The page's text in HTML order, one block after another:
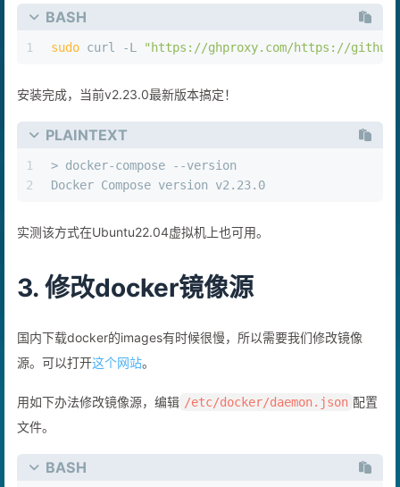
BASH
1 sudo curl -L "https://ghproxy.com/https://
安装完成，当前v2.23.0最新版本搞定！
PLAINTEXT
1
2
> docker-compose --version
Docker Compose version v2.23.0
实测该方式在Ubuntu22.04虚拟机上也可用。
3. 修改docker镜像源
国内下载docker的images有时候很慢，所以需要我们修改镜像
源。可以打开这个网站。
用如下办法修改镜像源，编辑 /etc/docker/daemon.json 配置
文件。
BASH